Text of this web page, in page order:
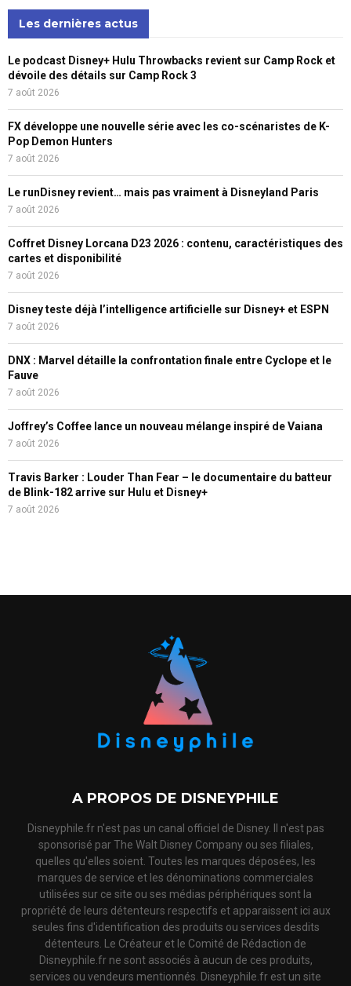
Les dernières actus
Le podcast Disney+ Hulu Throwbacks revient sur Camp Rock et
dévoile des détails sur Camp Rock 3
7 août 2026
FX développe une nouvelle série avec les co-scénaristes de K-
Pop Demon Hunters
7 août 2026
Le runDisney revient… mais pas vraiment à Disneyland Paris
7 août 2026
Coffret Disney Lorcana D23 2026 : contenu, caractéristiques des
cartes et disponibilité
7 août 2026
Disney teste déjà l’intelligence artificielle sur Disney+ et ESPN
7 août 2026
DNX : Marvel détaille la confrontation finale entre Cyclope et le
Fauve
7 août 2026
Joffrey’s Coffee lance un nouveau mélange inspiré de Vaiana
7 août 2026
Travis Barker : Louder Than Fear – le documentaire du batteur
de Blink-182 arrive sur Hulu et Disney+
7 août 2026
A PROPOS DE DISNEYPHILE
Disneyphile.fr n'est pas un canal officiel de Disney. Il n'est pas
sponsorisé par The Walt Disney Company ou ses filiales,
quelles qu'elles soient. Toutes les marques déposées, les
marques de service et les dénominations commerciales
utilisées sur ce site ou ses médias périphériques sont la
propriété de leurs détenteurs respectifs et apparaissent ici aux
seules fins d'identification des produits ou services desdits
détenteurs. Le Créateur et le Comité de Rédaction de
Disneyphile.fr ne sont associés à aucun de ces produits,
services ou vendeurs mentionnés. Disneyphile.fr est un site